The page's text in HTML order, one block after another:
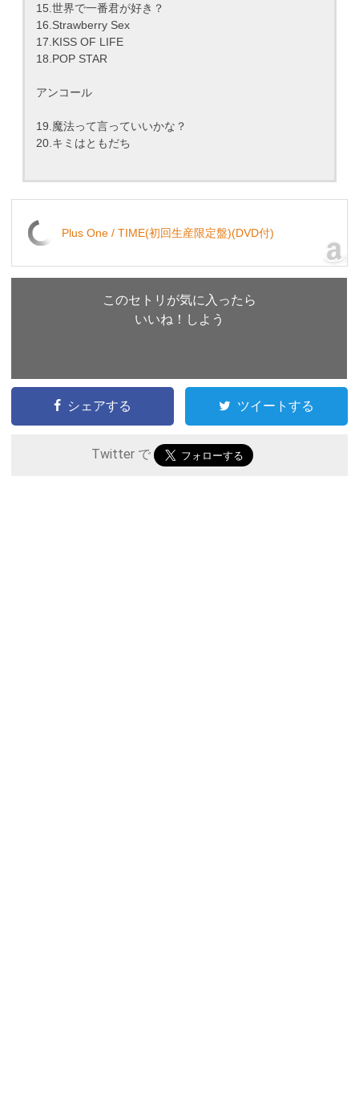
15.世界で一番君が好き？
16.Strawberry Sex
17.KISS OF LIFE
18.POP STAR
アンコール
19.魔法って言っていいかな？
20.キミはともだち
Plus One / TIME(初回生産限定盤)(DVD付)
このセトリが気に入ったら
いいね！しよう
シェアする ツイートする
Twitter で